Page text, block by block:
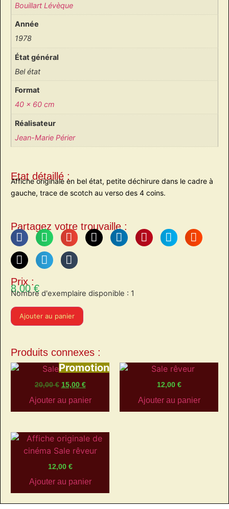
Bouillart Lévèque
Année
1978
État général
Bel état
Format
40 x 60 cm
Réalisateur
Jean-Marie Périer
Etat détaillé :
Affiche originale en bel état, petite déchirure dans le cadre à
gauche, trace de scotch au verso des 4 coins.
Partagez votre trouvaille :
Prix :
8,00€
Nombre d'exemplaire disponible : 1
Ajouter au panier
Produits connexes :
Promotion
20,00€ 15,00 €
Ajouter au panier
12,00 €
Ajouter au panier
12,00 €
Ajouter au panier